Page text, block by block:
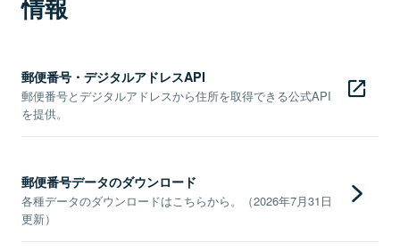
情報
郵便番号・デジタルアドレスAPI
郵便番号とデジタルアドレスから住所を取得できる公式API
を提供。
郵便番号データのダウンロード
各種データのダウンロードはこちらから。（2026年7月31日
更新）